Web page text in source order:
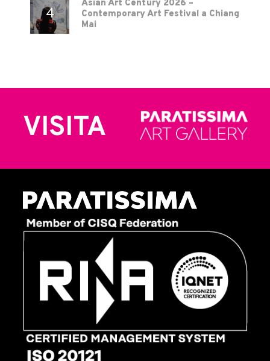
Asian Art Century 2026 –
Contemporary Art Festival a Chiang
Mai
VISITA